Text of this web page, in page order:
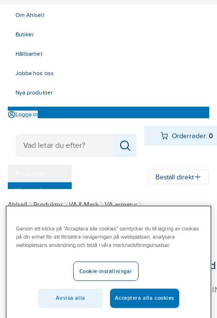
Om Ahlsell
Butiker
Hållbarhet
Jobba hos oss
Nya produkter
Logga in
Orderrader:0
Varumärken
Kampanjer
Outlet
Branscher
Beställ direkt
Ahlsell Produkter VA & Mark
VA-armatur
BELOS
Ventilbetäckning
slussventiler, rund
BELOS
MED RUND RAM
Genom att klicka på "Acceptera alla cookies" samtycker du till lagring av cookies
på din enhet för att förbättra navigeringen på webbplatsen, analysera
webbplatsens användning och bistå i våra marknadsföringsinsatser.
Cookie-inställningar
Avvisa alla Acceptera alla cookies